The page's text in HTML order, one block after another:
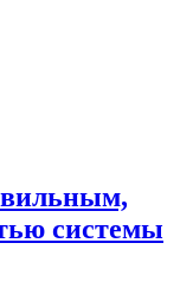
системы